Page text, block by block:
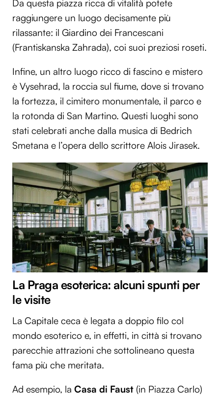
Da questa piazza ricca di vitalità potete
raggiungere un luogo decisamente più
rilassante: il Giardino dei Francescani
(Frantiskanska Zahrada), coi suoi preziosi roseti.
Infine, un altro luogo ricco di fascino e mistero
è Vysehrad, la roccia sul fiume, dove si trovano
la fortezza, il cimitero monumentale, il parco e
la rotonda di San Martino. Questi luoghi sono
stati celebrati anche dalla musica di Bedrich
Smetana e l’opera dello scrittore Alois Jirasek.
La Praga esoterica: alcuni spunti per
le visite
La Capitale ceca è legata a doppio filo col
mondo esoterico e, in effetti, in città si trovano
parecchie attrazioni che sottolineano questa
fama più che meritata.
Ad esempio, la Casa di Faust (in Piazza Carlo)